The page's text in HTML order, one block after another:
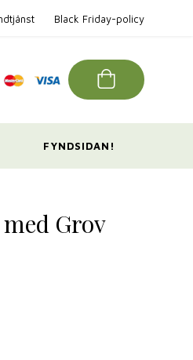
Black Friday-policy
FYNDSIDAN!
Grov